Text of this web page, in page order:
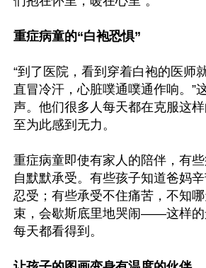
重症病童的“白袍恐惧”
“到了医院，看到穿着白袍的医师
直冒冷汗，心脏噗通噗通作响。”
声。他们很多人每天都在克服这
至为此感到无力。
重症病童即使有家人的陪伴，有
自默默承受。有些孩子知道爸妈
忍受；有些承受不住痛苦，不知
束，会歇斯底里地哭闹——这样的
每天都看得到。